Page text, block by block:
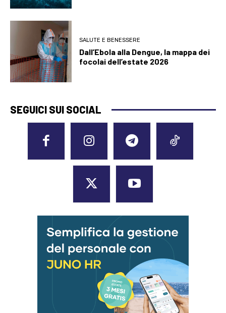
SALUTE E BENESSERE
Dall’Ebola alla Dengue, la mappa dei
focolai dell’estate 2026
SEGUICI SUI SOCIAL